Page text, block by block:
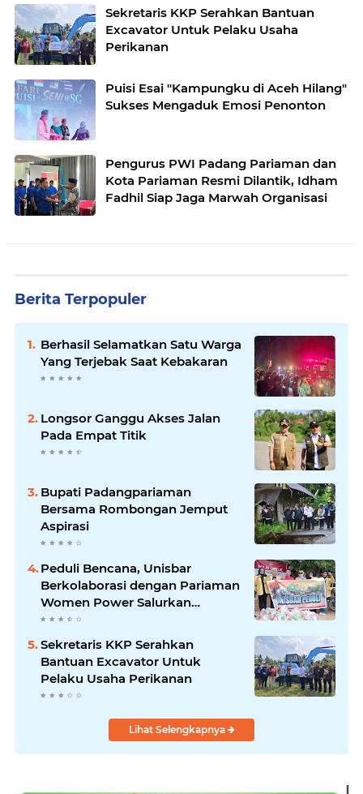
Sekretaris KKP Serahkan Bantuan
Excavator Untuk Pelaku Usaha
Perikanan
Puisi Esai "Kampungku di Aceh Hilang"
Sukses Mengaduk Emosi Penonton
Pengurus PWI Padang Pariaman dan
Kota Pariaman Resmi Dilantik, Idham
Fadhil Siap Jaga Marwah Organisasi
Berita Terpopuler
Berhasil Selamatkan Satu Warga
Yang Terjebak Saat Kebakaran
Longsor Ganggu Akses Jalan
Pada Empat Titik
Bupati Padangpariaman
Bersama Rombongan Jemput
Aspirasi
Peduli Bencana, Unisbar
Berkolaborasi dengan Pariaman
Women Power Salurkan
Bantuan untuk Korban Banjir di
Padang
Sekretaris KKP Serahkan
Bantuan Excavator Untuk
Pelaku Usaha Perikanan
Lihat Selengkapnya